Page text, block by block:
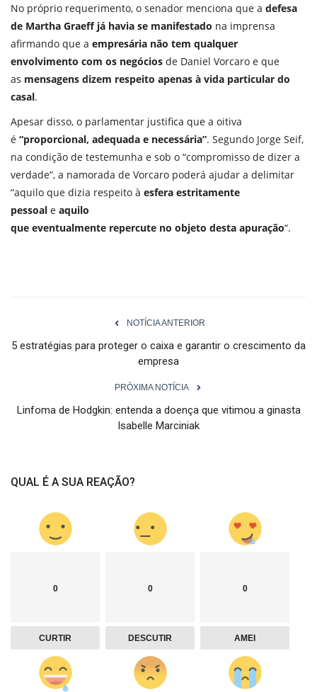
No próprio requerimento, o senador menciona que a defesa
de Martha Graeff já havia se manifestado na imprensa
afirmando que a empresária não tem qualquer
envolvimento com os negócios de Daniel Vorcaro e que
as mensagens dizem respeito apenas à vida particular do
casal.
Apesar disso, o parlamentar justifica que a oitiva
é “proporcional, adequada e necessária”. Segundo Jorge Seif,
na condição de testemunha e sob o “compromisso de dizer a
verdade”, a namorada de Vorcaro poderá ajudar a delimitar
“aquilo que dizia respeito à esfera estritamente
pessoal e aquilo
que eventualmente repercute no objeto desta apuração“.
NOTÍCIA ANTERIOR
5 estratégias para proteger o caixa e garantir o crescimento da
empresa
PRÓXIMA NOTÍCIA
Linfoma de Hodgkin: entenda a doença que vitimou a ginasta
Isabelle Marciniak
QUAL É A SUA REAÇÃO?
0
CURTIR
0
DESCUTIR
0
AMEI